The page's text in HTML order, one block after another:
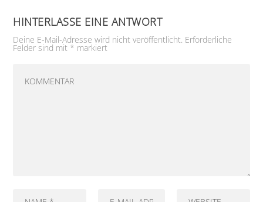
HINTERLASSE EINE ANTWORT
Deine E-Mail-Adresse wird nicht veröffentlicht. Erforderliche
Felder sind mit * markiert